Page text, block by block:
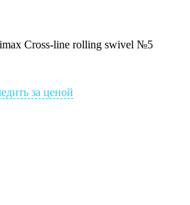
Cross-line rolling swivel №5
за ценой